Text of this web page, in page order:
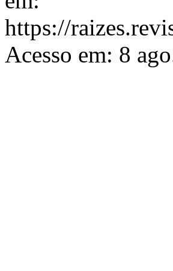
https://
Acesso em: 8